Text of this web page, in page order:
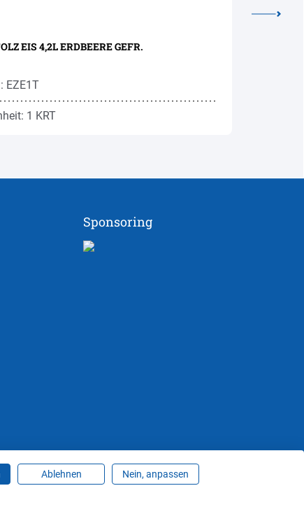
EIS 4,2L ERDBEERE GEFR.
EZE1T
1 KRT
Sponsoring
ändern
Ablehnen Nein, anpassen